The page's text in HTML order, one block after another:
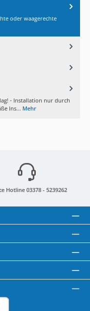
oder waagerechte
- Installation nur durch
Ins... Mehr
Hotline 03378 - 5239262